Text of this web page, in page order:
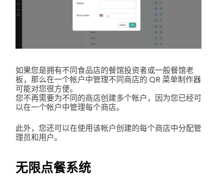
如果您是拥有不同食品店的餐馆投资者或一般餐馆老
板，那么在一个帐户中管理不同商店的 QR 菜单制作器
可能对您很方便。
您不再需要为不同的商店创建多个帐户，因为您已经可
以在一个帐户中管理每个商店。
此外，您还可以在使用该帐户创建的每个商店中分配管
理员和用户。
无限点餐系统